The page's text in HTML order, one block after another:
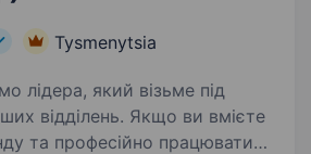
Tysmenytsia
відділень. Якщо ви вмієте
та професійно працювати